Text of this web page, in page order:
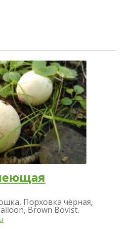
Порховка чёрная,
Brown Bovist.